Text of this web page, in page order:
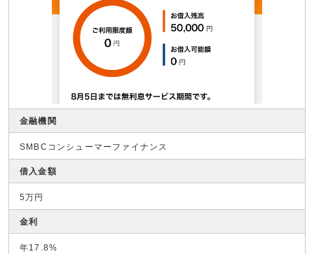
金融機関
SMBCコンシューマーファイナンス
借入金額
5万円
金利
年17.8%